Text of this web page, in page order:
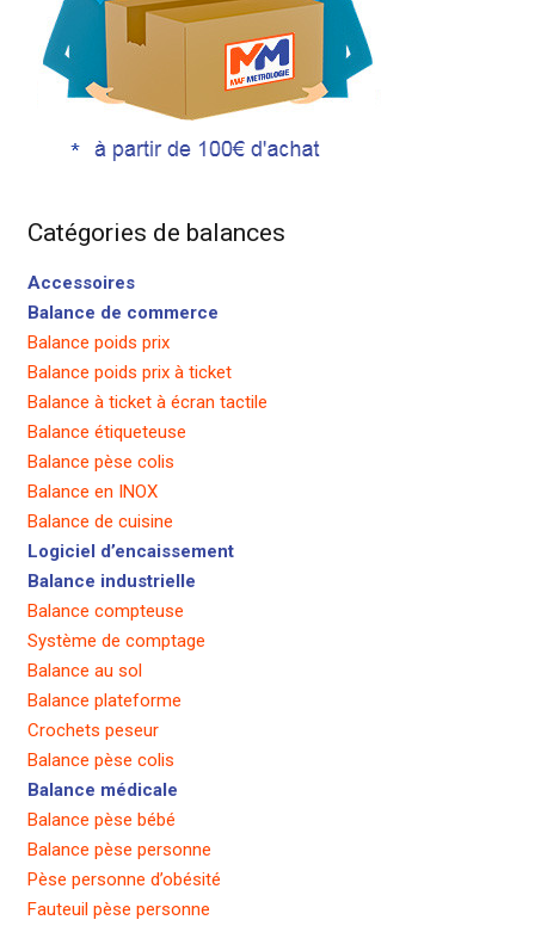
Catégories de balances
Accessoires
Balance de commerce
Balance poids prix
Balance poids prix à ticket
Balance à ticket à écran tactile
Balance étiqueteuse
Balance pèse colis
Balance en INOX
Balance de cuisine
Logiciel d’encaissement
Balance industrielle
Balance compteuse
Système de comptage
Balance au sol
Balance plateforme
Crochets peseur
Balance pèse colis
Balance médicale
Balance pèse bébé
Balance pèse personne
Pèse personne d’obésité
Fauteuil pèse personne